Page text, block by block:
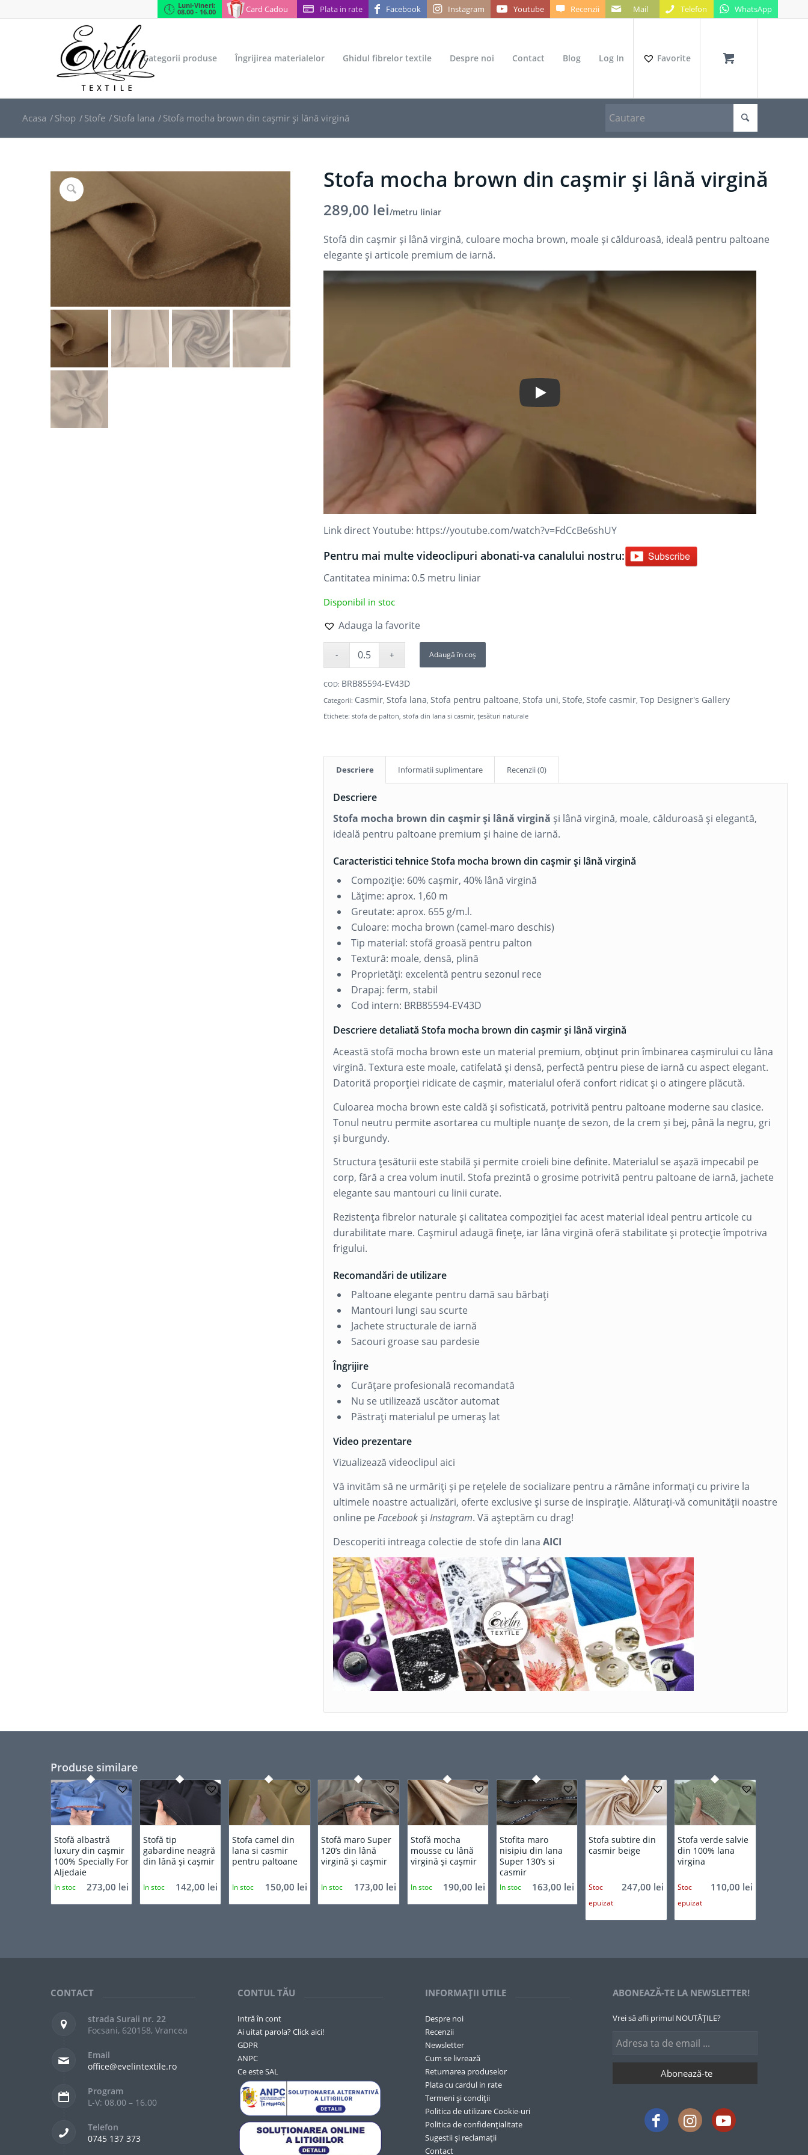
Card Cadou Plata in rate Facebook Instagram Youtube Recenzii Mail Telefon WhatsApp
Luni-Vineri:
08.00 - 16.00
Categorii produse Îngrijirea materialelor Ghidul fibrelor textile Despre noi Contact Blog Log In Favorite
Acasa / Shop / Stofe / Stofa lana / Stofa mocha brown din cașmir și lână virgină
Stofa mocha brown din cașmir și lână virgină
289,00 lei/metru liniar
Stofă din cașmir și lână virgină, culoare mocha brown, moale și călduroasă, ideală pentru paltoane
elegante și articole premium de iarnă.
Play Video
Link direct Youtube: https://youtube.com/watch?v=FdCcBe6shUY
Pentru mai multe videoclipuri abonati-va canalului nostru:
Cantitatea minima: 0.5 metru liniar
Disponibil in stoc
Adauga la favorite
Adaugă în coș
COD: BRB85594-EV43D
Categorii: Casmir ,Stofa lana ,Stofa pentru paltoane ,Stofa uni ,Stofe ,Stofe casmir ,Top Designer's Gallery
Etichete:stofa de palton ,stofa din lana si casmir,țesături naturale
Descriere Informatii suplimentare Recenzii (0)
Descriere
Stofa mocha brown din cașmir și lână virgină și lână virgină, moale, călduroasă și elegantă,
ideală pentru paltoane premium și haine de iarnă.
Caracteristici tehnice Stofa mocha brown din cașmir și lână virgină
Compoziție: 60% cașmir, 40% lână virgină
Lățime: aprox. 1,60 m
Greutate: aprox. 655 g/m.l.
Culoare: mocha brown (camel-maro deschis)
Tip material: stofă groasă pentru palton
Textură: moale, densă, plină
Proprietăți: excelentă pentru sezonul rece
Drapaj: ferm, stabil
Cod intern: BRB85594-EV43D
Descriere detaliată Stofa mocha brown din cașmir și lână virgină
Această stofă mocha brown este un material premium, obținut prin îmbinarea cașmirului cu lâna
virgină. Textura este moale, catifelată și densă, perfectă pentru piese de iarnă cu aspect elegant.
Datorită proporției ridicate de cașmir, materialul oferă confort ridicat și o atingere plăcută.
Culoarea mocha brown este caldă și sofisticată, potrivită pentru paltoane moderne sau clasice.
Tonul neutru permite asortarea cu multiple nuanțe de sezon, de la crem și bej, până la negru, gri
și burgundy.
Structura țesăturii este stabilă și permite croieli bine definite. Materialul se așază impecabil pe
corp, fără a crea volum inutil. Stofa prezintă o grosime potrivită pentru paltoane de iarnă, jachete
elegante sau mantouri cu linii curate.
Rezistența fibrelor naturale și calitatea compoziției fac acest material ideal pentru articole cu
durabilitate mare. Cașmirul adaugă finețe, iar lâna virgină oferă stabilitate și protecție împotriva
frigului.
Recomandări de utilizare
Paltoane elegante pentru damă sau bărbați
Mantouri lungi sau scurte
Jachete structurale de iarnă
Sacouri groase sau pardesie
Îngrijire
Curățare profesională recomandată
Nu se utilizează uscător automat
Păstrați materialul pe umeraș lat
Video prezentare
Vizualizează videoclipul aici
Vă invităm să ne urmăriți și pe rețelele de socializare pentru a rămâne informați cu privire la
ultimele noastre actualizări, oferte exclusive și surse de inspirație. Alăturați-vă comunității noastre
online peFacebook șiInstagram. Vă așteptăm cu drag!
Descoperiti intreaga colectie de stofe din lanaAICI
Produse similare
Stofă albastră
luxury din cașmir
100% Specially For
Aljedaie
273,00 lei
In stoc
Stofă tip
gabardine neagră
din lână și cașmir
142,00 lei
In stoc
Stofa camel din
lana si casmir
pentru paltoane
150,00 lei
In stoc
Stofă maro Super
120’s din lână
virgină și cașmir
173,00 lei
In stoc
Stofă mocha
mousse cu lână
virgină și cașmir
190,00 lei
In stoc
Stofita maro
nisipiu din lana
Super 130’s si
casmir
163,00 lei
In stoc
Stofa subtire din
casmir beige
247,00 lei
Stoc
epuizat
Stofa verde salvie
din 100% lana
virgina
110,00 lei
Stoc
epuizat
CONTACT
strada Suraii nr. 22
Focsani, 620158, Vrancea
Email
office@evelintextile.ro
Program
L-V: 08.00 – 16.00
Telefon
0745 137 373
CONTUL TĂU
Intră în cont
Ai uitat parola? Click aici!
GDPR
ANPC
Ce este SAL
INFORMAȚII UTILE
Despre noi
Recenzii
Newsletter
Cum se livrează
Returnarea produselor
Plata cu cardul in rate
Termeni și condiții
Politica de utilizare Cookie-uri
Politica de confidențialitate
Sugestii și reclamații
Contact
ABONEAZĂ-TE LA NEWSLETTER!
Vrei să afli primul NOUTĂȚILE?